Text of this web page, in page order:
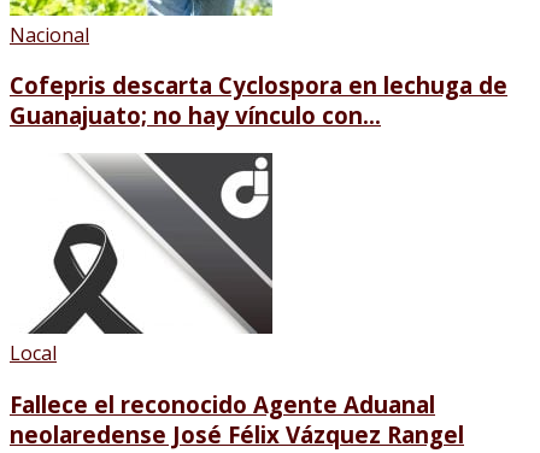
Nacional
Cofepris descarta Cyclospora en lechuga de
Guanajuato; no hay vínculo con...
Local
Fallece el reconocido Agente Aduanal
neolaredense José Félix Vázquez Rangel